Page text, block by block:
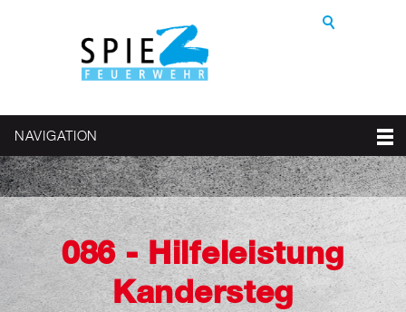
NAVIGATION
086 - Hilfeleistung
Kandersteg